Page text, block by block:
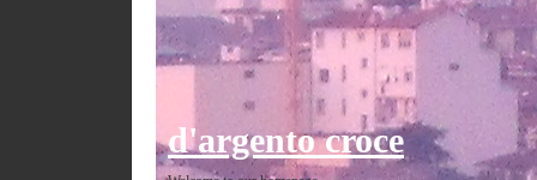
d'argento croce